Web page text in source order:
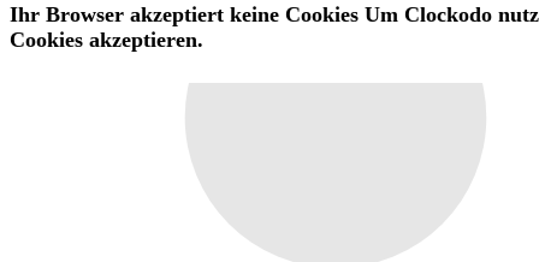
Ihr Browser akzeptiert keine Cookies Um Clockodo
Cookies akzeptieren.